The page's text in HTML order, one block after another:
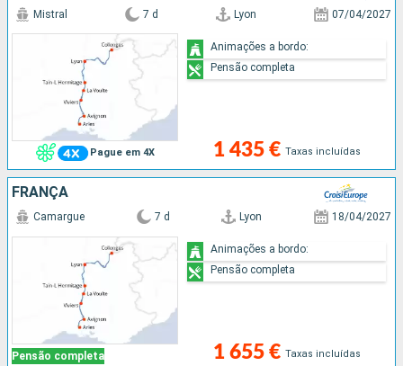
Pague em 4X
Mistral 7 d Lyon 07/04/2027
1 435 € Taxas incluídas
Animações a bordo:
Pensão completa
FRANÇA
Pensão completa
Camargue 7 d Lyon 18/04/2027
1 655 € Taxas incluídas
Animações a bordo:
Pensão completa